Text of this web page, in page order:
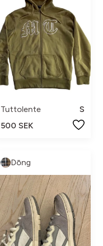
Tuttolente
S
500 SEK
Dōng